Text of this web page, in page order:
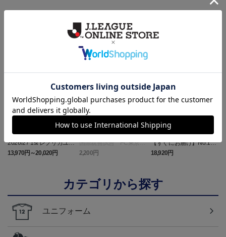
2026/27 1st レプリカユニ
フォーム 半袖
13,970円～20,020円
国際親善試合 FC東京
対 ボルシア ドルトムン
ト プリントタオルマフ
2,200円
【すぐにお届け】No.10
佐藤 恵允選手 2026/27 1s
t レプリカユニフォーム
18,920円
カテゴリから探す
ユニフォーム